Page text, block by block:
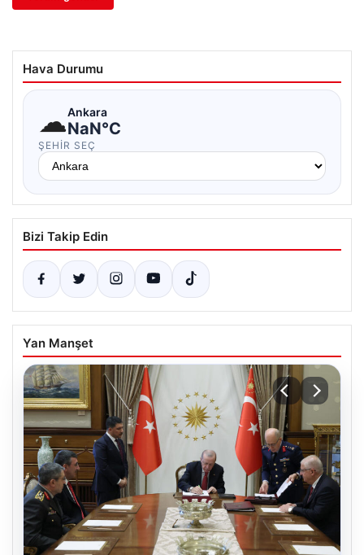
Hava Durumu
☁Ankara
NaN°C
ŞEHIR SEÇ
Bizi Takip Edin
Yan Manşet